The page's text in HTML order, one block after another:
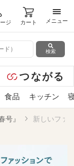
ジ カート
メニ
メニュー
検索
つながる
食品 キッチン
号』 新しいファ